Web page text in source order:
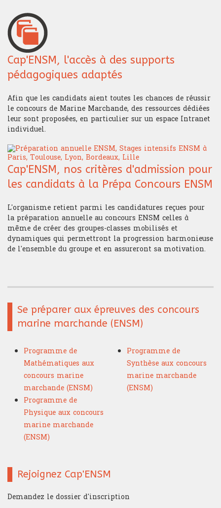
Cap'ENSM, l'accès à des supports
pédagogiques adaptés
Afin que les candidats aient toutes les chances de réussir
le concours de Marine Marchande, des ressources dédiées
leur sont proposées, en particulier sur un espace Intranet
individuel.
Cap'ENSM, nos critères d'admission pour
les candidats à la Prépa Concours ENSM
L'organisme retient parmi les candidatures reçues pour
la préparation annuelle au concours ENSM celles à
même de créer des groupes-classes mobilisés et
dynamiques qui permettront la progression harmonieuse
de l'ensemble du groupe et en assureront sa motivation.
Se préparer aux épreuves des concours
marine marchande (ENSM)
Programme de
Mathématiques aux
concours marine
marchande (ENSM)
Programme de
Physique aux concours
marine marchande
(ENSM)
Programme de
Synthèse aux concours
marine marchande
(ENSM)
Rejoignez Cap'ENSM
Demandez le dossier d'inscription